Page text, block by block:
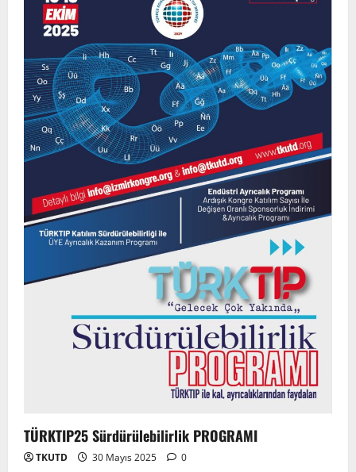
TÜRKTIP25 Sürdürülebilirlik PROGRAMI
TKUTD 30 Mayıs 2025 0